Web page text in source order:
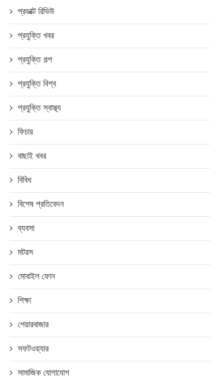
প্রডাক্ট রিভিউ
প্রযুক্তি খবর
প্রযুক্তি গল্প
প্রযুক্তি বিশ্ব
প্রযুক্তি স্বাস্থ্য
ফিচার
বাছাই খবর
বিবিধ
বিশেষ প্রতিবেদন
ব্যবসা
মটরস
মোবাইল ফোন
শিক্ষা
শেয়ারবাজার
সফটওয়্যার
সামাজিক যোগাযোগ